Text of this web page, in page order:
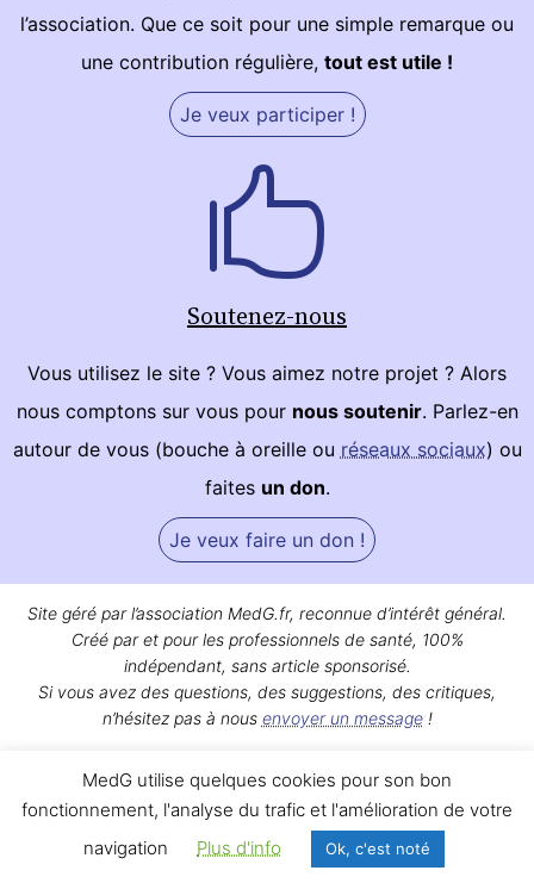
l’association. Que ce soit pour une simple remarque ou
une contribution régulière, tout est utile !
Je veux participer !
Soutenez-nous
Vous utilisez le site ? Vous aimez notre projet ? Alors
nous comptons sur vous pour nous soutenir. Parlez-en
autour de vous (bouche à oreille ou réseaux sociaux) ou
faites un don.
Je veux faire un don !
Site géré par l’association MedG.fr, reconnue d’intérêt général.
Créé par et pour les professionnels de santé, 100%
indépendant, sans article sponsorisé.
Si vous avez des questions, des suggestions, des critiques,
n’hésitez pas à nous envoyer un message!
Qui sommes-nous ?|Mentions légales|Contact
MedG utilise quelques cookies pour son bon
fonctionnement, l'analyse du trafic et l'amélioration de votre
navigation
Plus d'info Ok, c'est noté